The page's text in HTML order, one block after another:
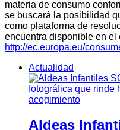
materia de consumo
se buscará la posibilidad
como plataforma de
encuentra disponible en el
http://ec.europa.eu/
Actualidad
Aldeas